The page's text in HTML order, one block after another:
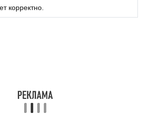
корректно.